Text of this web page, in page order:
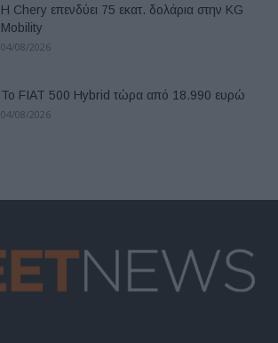
Η Chery επενδύει 75 εκατ. δολάρια στην KG
Mobility
04/08/2026
Το FIAT 500 Hybrid τώρα από 18.990 ευρώ
04/08/2026